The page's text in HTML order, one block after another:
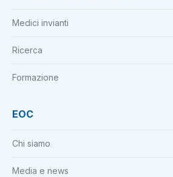
Medici invianti
Ricerca
Formazione
EOC
Chi siamo
Media e news